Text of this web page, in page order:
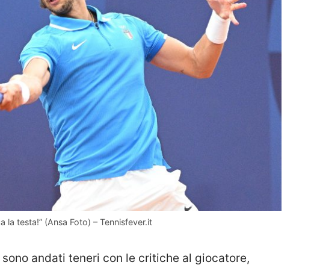
la testa!” (Ansa Foto) – Tennisfever.it
andati teneri con le critiche al giocatore,